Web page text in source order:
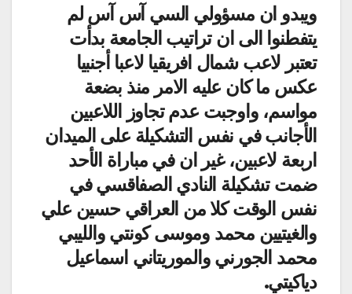
ويبدو ان مسؤولي السي آس آس لم
يتفطنوا الى ان تراتيب الجامعة بدأت
تعتبر لاعب شمال افريقيا لاعبا أجنبيا
عكس ما كان عليه الامر منذ بضعة
مواسم، واوجبت عدم تجاوز اللاعبين
الأجانب في نفس التشكيلة على الميدان
اربعة لاعبين، غير ان في مباراة الأحد
ضمت تشكيلة النادي الصفاقسي في
نفس الوقت كلا من العراقي حسين علي
والغيتيين محمد وموسى كونتي والليبي
محمد الجورني والموريتاني اسماعيل
دياكيتي.